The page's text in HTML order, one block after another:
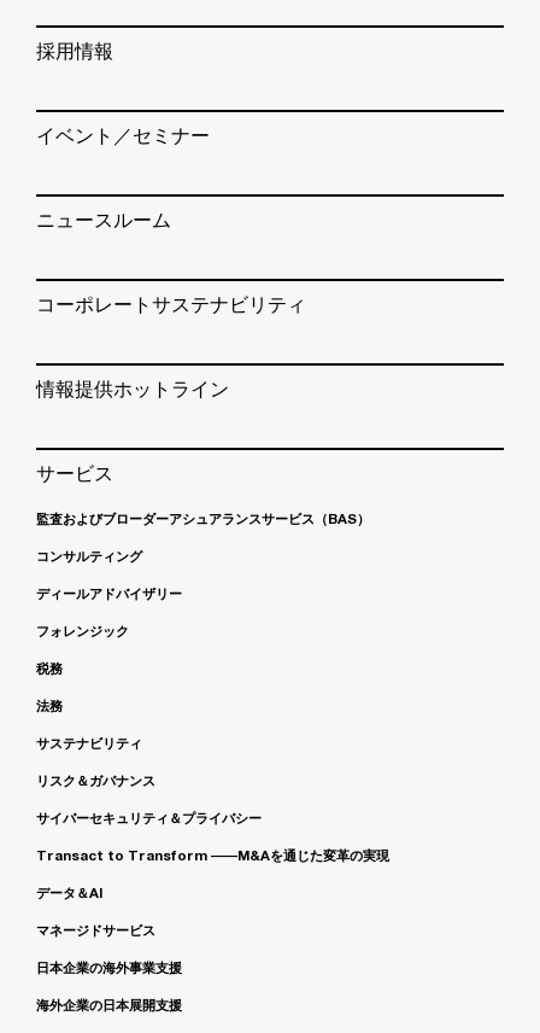
採用情報
イベント／セミナー
ニュースルーム
コーポレートサステナビリティ
情報提供ホットライン
サービス
監査およびブローダーアシュアランスサービス（BAS）
コンサルティング
ディールアドバイザリー
フォレンジック
税務
法務
サステナビリティ
リスク＆ガバナンス
サイバーセキュリティ＆プライバシー
Transact to Transform ――M&Aを通じた変革の実現
データ＆AI
マネージドサービス
日本企業の海外事業支援
海外企業の日本展開支援